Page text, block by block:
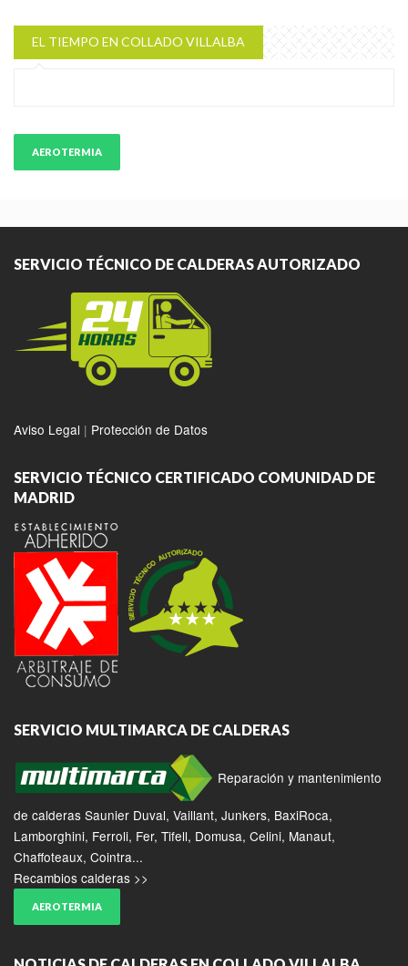
EL TIEMPO EN COLLADO VILLALBA
AEROTERMIA
SERVICIO TÉCNICO DE CALDERAS AUTORIZADO
Aviso Legal | Protección de Datos
SERVICIO TÉCNICO CERTIFICADO COMUNIDAD DE
MADRID
SERVICIO MULTIMARCA DE CALDERAS
Reparación y mantenimiento
de calderas Saunier Duval, Vaillant, Junkers, BaxiRoca,
Lamborghini, Ferroli, Fer, Tifell, Domusa, Celini, Manaut,
Chaffoteaux, Cointra...
Recambios calderas >>
AEROTERMIA